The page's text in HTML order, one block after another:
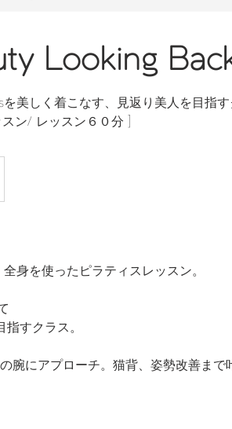
Looking
美しく着こなす、見返り美人を目指す
ン/ レッスン６０分 ]
身を使ったピラティスレッスン。
すクラス。
腕にアプローチ。猫背、姿勢改善まで